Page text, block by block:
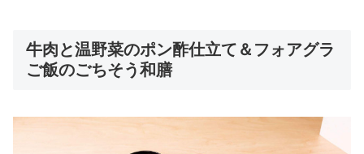
牛肉と温野菜のポン酢仕立て＆フォアグラ
ご飯のごちそう和膳